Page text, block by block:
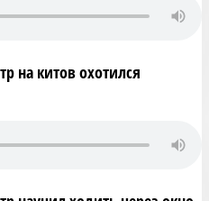
на китов охотился